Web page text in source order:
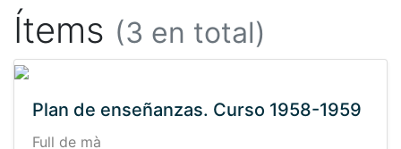
Ítems (3 en total)
Plan de enseñanzas. Curso 1958-1959
Full de mà